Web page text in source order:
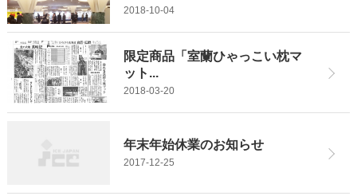
2018-10-04
限定商品「室蘭ひゃっこい枕マ
ット...
2018-03-20
年末年始休業のお知らせ
2017-12-25